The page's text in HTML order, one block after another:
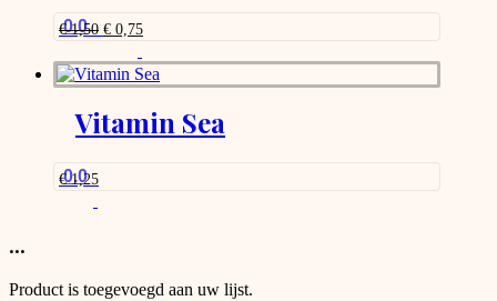
0.0
€1,50 Oorspronkelijke
was:
€ 1,50.
€ 0,75Huidige
is:
€ 0,75.
Vitamin Sea
0.0
€1,25
...
Product is toegevoegd aan uw lijst.